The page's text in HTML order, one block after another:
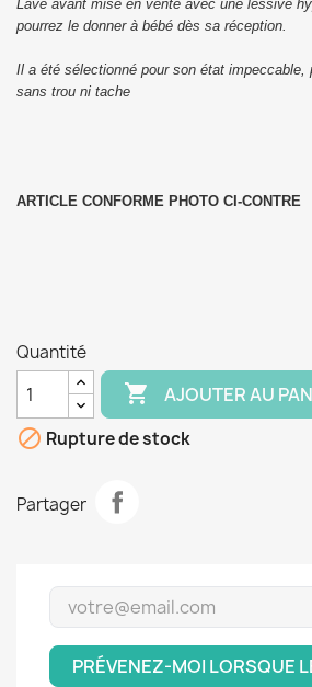
Lavé avant mise en vente avec une lessive
pourrez le donner à bébé dès sa réception.
Il a été sélectionné pour son état impeccable,
sans trou ni tache
ARTICLE CONFORME PHOTO CI-CONTRE
Quantité
 AJOUTER AU
 Rupture de stock
Partager
PRÉVENEZ-MOI LORSQUE